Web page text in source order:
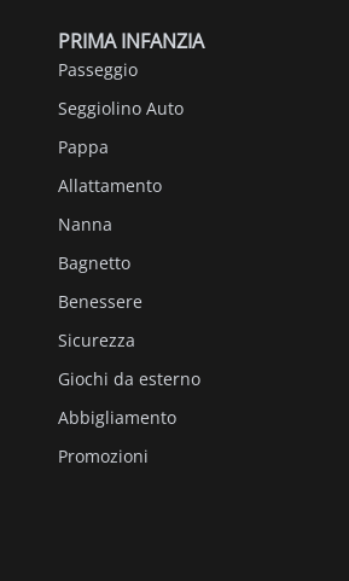
PRIMA INFANZIA
Passeggio
Seggiolino Auto
Pappa
Allattamento
Nanna
Bagnetto
Benessere
Sicurezza
Giochi da esterno
Abbigliamento
Promozioni